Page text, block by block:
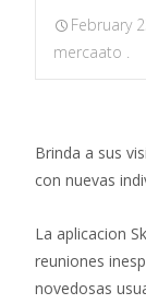
February
mercaato .
Brinda a sus
con nuevas
La aplicacion
reuniones
novedosas